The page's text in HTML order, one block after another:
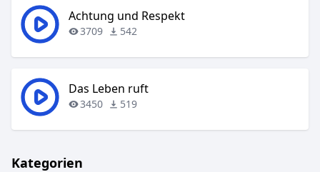
Achtung und Respekt
3709 542
Das Leben ruft
3450 519
Kategorien